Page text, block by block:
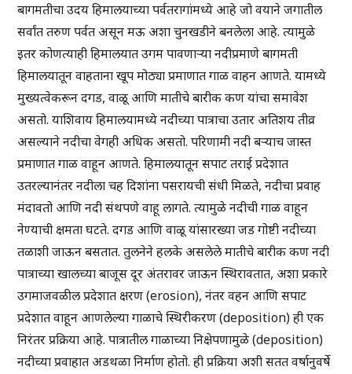
बागमतीचा उदय हिमालयाच्या पर्वतरागांमध्ये आहे जो वयाने जगातील
सर्वांत तरुण पर्वत असून मऊ अशा चुनखडीने बनलेला आहे. त्यामुळे
इतर कोणत्याही हिमालयात उगम पावणाऱ्या नदीप्रमाणे बागमती
हिमालयातून वाहताना खूप मोठ्या प्रमाणात गाळ वाहन आणते. यामध्ये
मुख्यत्वेकरून दगड, वाळू आणि मातीचे बारीक कण यांचा समावेश
असतो. याशिवाय हिमालयामध्ये नदीच्या पात्राचा उतार अतिशय तीव्र
असल्याने नदीचा वेगही अधिक असतो. परिणामी नदी बऱ्याच जास्त
प्रमाणात गाळ वाहून आणते. हिमालयातून सपाट तराई प्रदेशात
उतरल्यानंतर नदीला चह दिशांना पसरायची संधी मिळते, नदीचा प्रवाह
मंदावतो आणि नदी संथपणे वाहू लागते. त्यामुळे नदीची गाळ वाहून
नेण्याची क्षमता घटते. दगड आणि वाळू यांसारख्या जड गोष्टी नदीच्या
तळाशी जाऊन बसतात. तुलनेने हलके असलेले मातीचे बारीक कण नदी
पात्राच्या खालच्या बाजूस दूर अंतरावर जाऊन स्थिरावतात, अशा प्रकारे
उगमाजवळील प्रदेशात क्षरण (erosion), नंतर वहन आणि सपाट
प्रदेशात वाहून आणलेल्या गाळाचे स्थिरीकरण (deposition) ही एक
निरंतर प्रक्रिया आहे. पात्रातील गाळाच्या निक्षेपणामुळे (deposition)
नदीच्या प्रवाहात अडथळा निर्माण होतो. ही प्रक्रिया अशी सतत वर्षानुवर्षे